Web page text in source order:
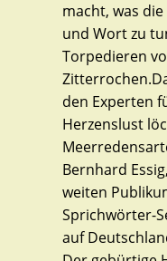
macht, was
und Wort zu
Torpedieren
den Experten
Herzenslust
Bernhard
weiten
Sprichwörter-
auf